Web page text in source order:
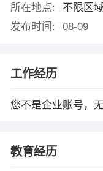
所在地点:
不限区域
发布时间:
08-09
工作经历
您不是企业账号，
教育经历